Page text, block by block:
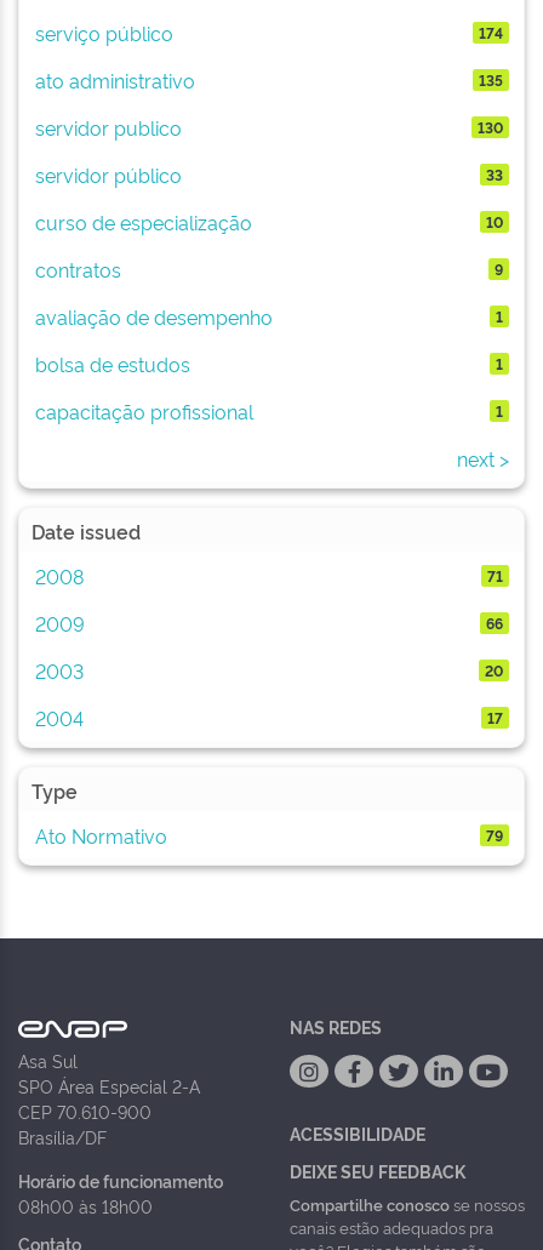
serviço público 174
ato administrativo 135
servidor publico 130
servidor público 33
curso de especialização 10
contratos 9
avaliação de desempenho 1
bolsa de estudos 1
capacitação profissional 1
next >
Date issued
2008
71
2009 66
2003 20
2004 17
Type
Ato Normativo
79
Asa Sul
SPO Área Especial 2-A
CEP 70.610-900
Brasília/DF
Horário de funcionamento
08h00 às 18h00
Contato
NAS REDES
ACESSIBILIDADE
DEIXE SEU FEEDBACK
Compartilhe conoscose nossos
canais estão adequados pra